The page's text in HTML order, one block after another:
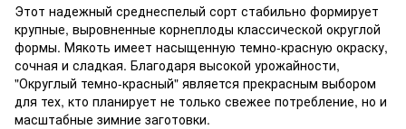
Этот надежный среднеспелый сорт стабильно формирует
крупные, выровненные корнеплоды классической округлой
формы. Мякоть имеет насыщенную темно-красную окраску,
сочная и сладкая. Благодаря высокой урожайности,
"Округлый темно-красный" является прекрасным выбором
для тех, кто планирует не только свежее потребление, но и
масштабные зимние заготовки.